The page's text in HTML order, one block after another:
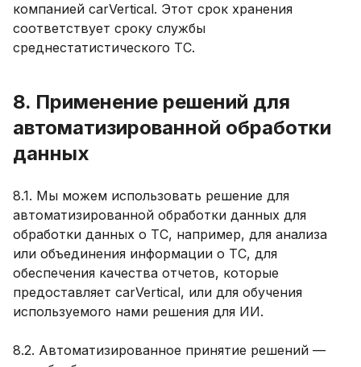
компанией carVertical. Этот срок хранения
соответствует сроку службы
среднестатистического ТС.
8. Применение решений для
автоматизированной обработки
данных
8.1. Мы можем использовать решение для
автоматизированной обработки данных для
обработки данных о ТС, например, для анализа
или объединения информации о ТС, для
обеспечения качества отчетов, которые
предоставляет carVertical, или для обучения
используемого нами решения для ИИ.
8.2. Автоматизированное принятие решений —